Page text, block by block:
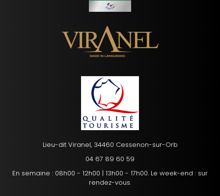
Lieu-dit Viranel, 34460 Cessenon-sur-Orb
04 67 89 60 59
En semaine : 08h00 - 12h00 | 13h00 - 17h00. Le week-end : sur
rendez-vous.